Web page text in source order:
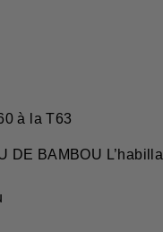
à la T63
BAMBOU